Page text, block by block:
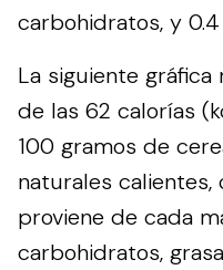
carbohidratos, y
La siguiente
de las 62 calorías
100 gramos de
naturales calientes,
proviene de cada
carbohidratos,